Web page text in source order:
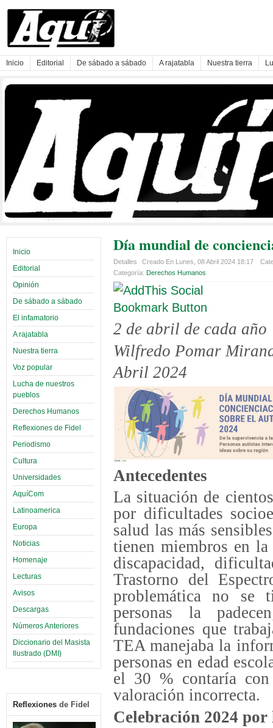
Inicio Editorial De sábado a sábado A rajatabla Nuestra tierra
Inicio
Editorial
Opinión
De sábado a sábado
El infamatorio
A rajatabla
Nuestra tierra
Voz popular
Lucha de nuestros
pueblos
Derechos Humanos
Reflexiones de Fidel
Periodismo
Cultura
Universidades
AquíCom
Latinoamerica
Europa
Noticias
Homenaje
Lecturas
Avisos
Descargas
Números Anteriores
Diccionario del Masista
Ilustrado (DMI)
Reflexiones de Fidel
Día mundial de
Detalles Creado En Lunes, 08 Abril 2024 18:17
Categoría: Derechos Humanos
2 de abril de cada año
Wilfredo Pomar
Abril 2024
Antecedentes
La situación de
por dificultades
salud las más
tienen miembros en
discapacidad,
Trastorno del
problemática no se
personas la
fundaciones que
TEA manejaba la
personas en edad
el 30 % contaría
valoración incorrecta.
Celebración 2024 por